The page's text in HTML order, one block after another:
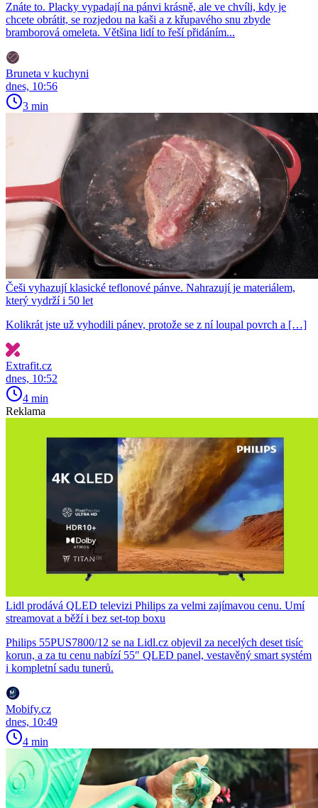
Znáte to. Placky vypadají na pánvi krásně, ale ve chvíli, kdy je
chcete obrátit, se rozjedou na kaši a z křupavého snu zbyde
bramborová omeleta. Většina lidí to řeší přidáním...
Bruneta v kuchyni
dnes, 10:56
3 min
Češi vyhazují klasické teflonové pánve. Nahrazují je materiálem,
který vydrží i 50 let
Kolikrát jste už vyhodili pánev, protože se z ní loupal povrch a […]
Extrafit.cz
dnes, 10:52
4 min
Reklama
Lidl prodává QLED televizi Philips za velmi zajímavou cenu. Umí
streamovat a běží i bez set-top boxu
Philips 55PUS7800/12 se na Lidl.cz objevil za necelých deset tisíc
korun, a za tu cenu nabízí 55″ QLED panel, vestavěný smart systém
i kompletní sadu tunerů.
Mobify.cz
dnes, 10:49
4 min